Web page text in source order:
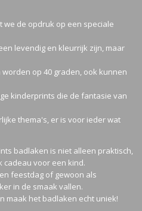
we de opdruk op een speciale
levendig en kleurrijk zijn, maar
op 40 graden, ook kunnen
kinderprints die de fantasie van
thema's, er is voor ieder wat
badlaken is niet alleen praktisch,
cadeau voor een kind.
feestdag of gewoon als
in de smaak vallen.
maak het badlaken echt uniek!